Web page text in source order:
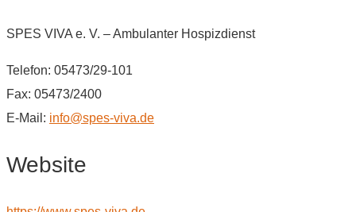
SPES VIVA e. V. – Ambulanter Hospizdienst
Telefon: 05473/29-101
Fax: 05473/2400
E-Mail: info@spes-viva.de
Website